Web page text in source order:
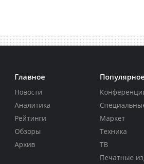
Главное
Новости
Аналитика
Рейтинги
Обзоры
Архив
Популярное
Маркет
Техника
ТВ
Печатные